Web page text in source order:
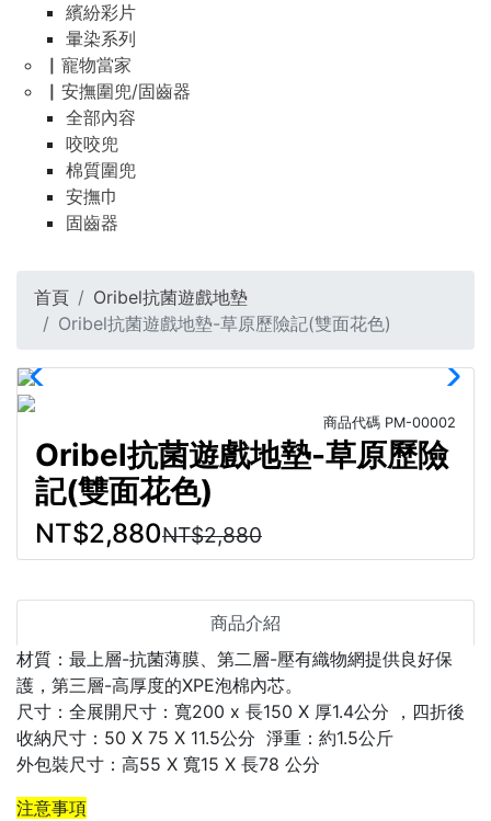
繽紛彩片
暈染系列
▏寵物當家
▏安撫圍兜/固齒器
全部內容
咬咬兜
棉質圍兜
安撫巾
固齒器
首頁
Oribel抗菌遊戲地墊
Oribel抗菌遊戲地墊-草原歷險記(雙面花色)
商品代碼 PM-00002
Oribel抗菌遊戲地墊-草原歷險
記(雙面花色)
NT$2,880NT$2,880
商品介紹
材質：最上層-抗菌薄膜、第二層-壓有織物網提供良好保
護，第三層-高厚度的XPE泡棉內芯。
尺寸：全展開尺寸：寬200 x 長150 X 厚1.4公分 ，四折後
收納尺寸：50 X 75 X 11.5公分 淨重：約1.5公斤
外包裝尺寸：高55 X 寬15 X 長78 公分
注意事項